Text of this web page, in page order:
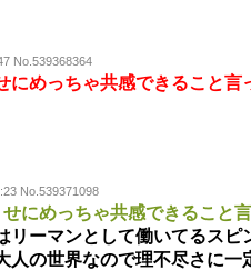
No.539368364
にめっちゃ共感できること言
No.539371098
にめっちゃ共感できること
リーマンとして働いてるスピ
人の世界なので理不尽さに一